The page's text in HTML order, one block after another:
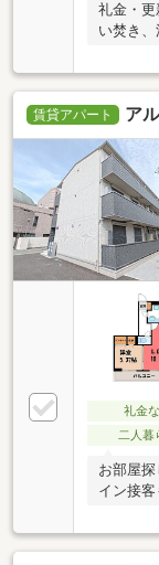
礼金・
い焚き
賃貸アパート ア
礼金
二人暮
お部屋
イン接